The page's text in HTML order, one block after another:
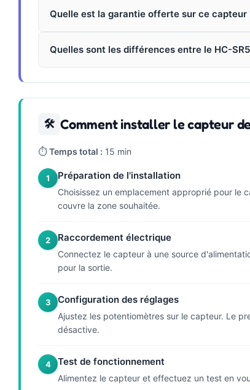
Quelle est la garantie offerte sur ce capteur
Quelles sont les différences entre le HC-
🛠 Comment installer le capteur de
⏱Temps total : 15 min
1 Préparation de l'installation
Choisissez un emplacement approprié pour le
couvre la zone souhaitée.
2 Raccordement électrique
Connectez le capteur à une source
pour la sortie.
3 Configuration des réglages
Ajustez les potentiomètres sur le capteur. Le
désactive.
4 Test de fonctionnement
Alimentez le capteur et effectuez un test en